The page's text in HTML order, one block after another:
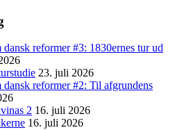
dansk reformer #3: 1830ernes tur ud
23. juli 2026
dansk reformer #2: Til afgrundens
2 16. juli 2026
16. juli 2026